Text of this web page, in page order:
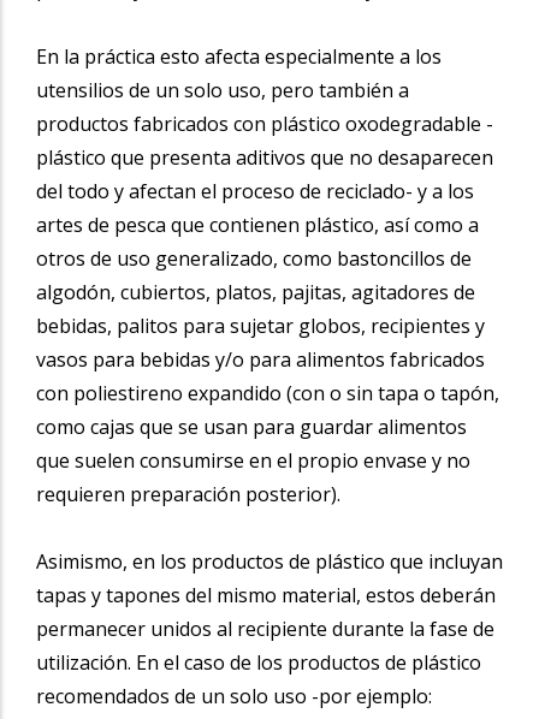
En la práctica esto afecta especialmente a los
utensilios de un solo uso, pero también a
productos fabricados con plástico oxodegradable -
plástico que presenta aditivos que no desaparecen
del todo y afectan el proceso de reciclado- y a los
artes de pesca que contienen plástico, así como a
otros de uso generalizado, como bastoncillos de
algodón, cubiertos, platos, pajitas, agitadores de
bebidas, palitos para sujetar globos, recipientes y
vasos para bebidas y/o para alimentos fabricados
con poliestireno expandido (con o sin tapa o tapón,
como cajas que se usan para guardar alimentos
que suelen consumirse en el propio envase y no
requieren preparación posterior).
Asimismo, en los productos de plástico que incluyan
tapas y tapones del mismo material, estos deberán
permanecer unidos al recipiente durante la fase de
utilización. En el caso de los productos de plástico
recomendados de un solo uso -por ejemplo: